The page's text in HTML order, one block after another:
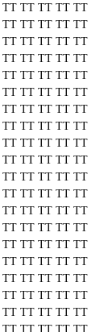
TT TT TT TT TT
TT TT TT TT TT
TT TT TT TT TT
TT TT TT TT TT
TT TT TT TT TT
TT TT TT TT TT
TT TT TT TT TT
TT TT TT TT TT
TT TT TT TT TT
TT TT TT TT TT
TT TT TT TT TT
TT TT TT TT TT
TT TT TT TT TT
TT TT TT TT TT
TT TT TT TT TT
TT TT TT TT TT
TT TT TT TT TT
TT TT TT TT TT
TT TT TT TT TT
TT TT TT TT TT